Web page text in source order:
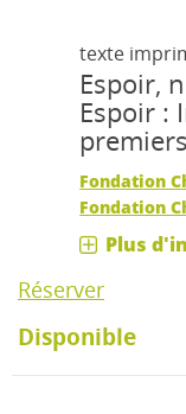
texte
Espoir,
Espoir :
Fondation
Fondation
Plus
Réserver
Disponible